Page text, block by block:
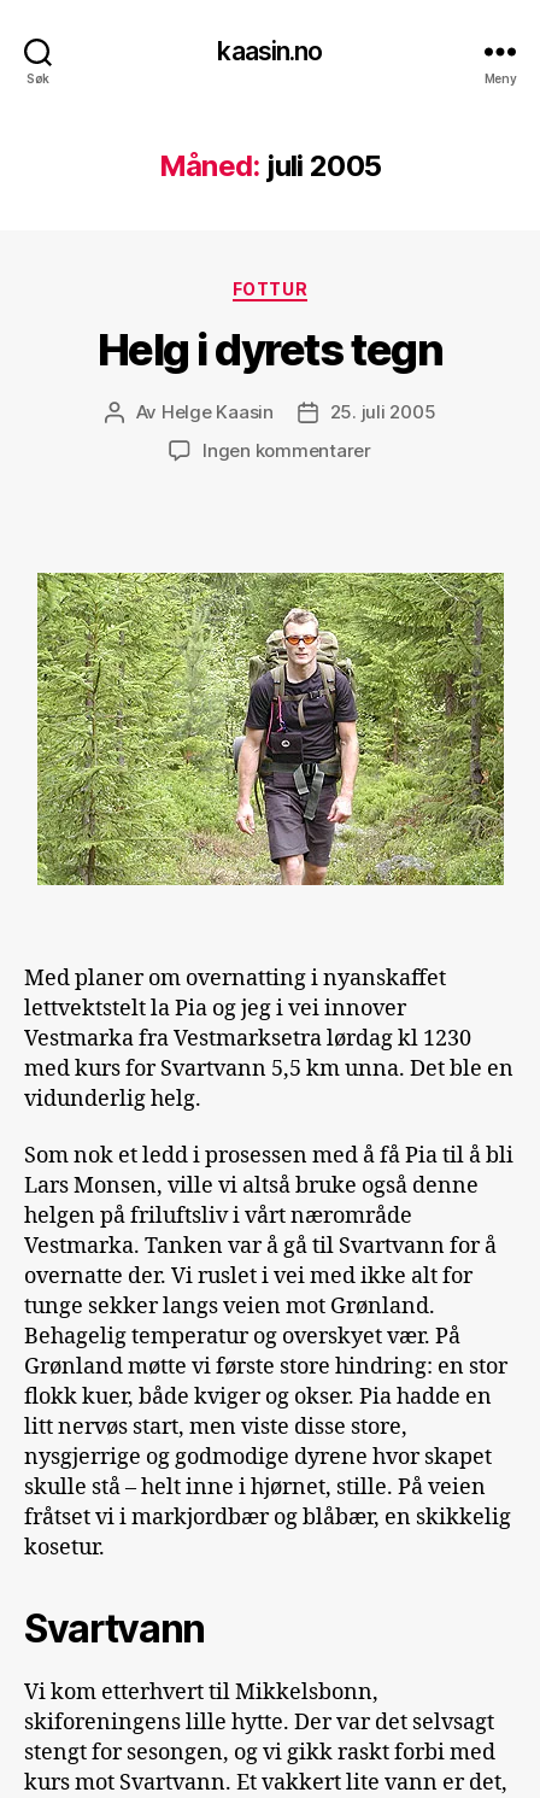
Søk
kaasin.no
Meny
Måned: juli 2005
Kategorier
FOTTUR
Helg i dyrets tegn
Innleggsforfatter
Av Helge Kaasin Publiseringsdato
25. juli 2005
Ingen kommentarertil
Med planer om overnatting i nyanskaffet
lettvektstelt la Pia og jeg i vei innover
Vestmarka fra Vestmarksetra lørdag kl 1230
med kurs for Svartvann 5,5 km unna. Det ble en
vidunderlig helg.
Som nok et ledd i prosessen med å få Pia til å bli
Lars Monsen, ville vi altså bruke også denne
helgen på friluftsliv i vårt nærområde
Vestmarka. Tanken var å gå til Svartvann for å
overnatte der. Vi ruslet i vei med ikke alt for
tunge sekker langs veien mot Grønland.
Behagelig temperatur og overskyet vær. På
Grønland møtte vi første store hindring: en stor
flokk kuer, både kviger og okser. Pia hadde en
litt nervøs start, men viste disse store,
nysgjerrige og godmodige dyrene hvor skapet
skulle stå – helt inne i hjørnet, stille. På veien
fråtset vi i markjordbær og blåbær, en skikkelig
kosetur.
Svartvann
Vi kom etterhvert til Mikkelsbonn,
skiforeningens lille hytte. Der var det selvsagt
stengt for sesongen, og vi gikk raskt forbi med
kurs mot Svartvann. Et vakkert lite vann er det,